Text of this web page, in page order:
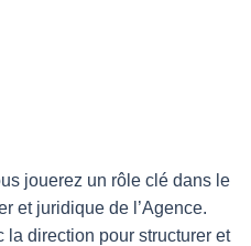
jouerez un rôle clé dans le
et juridique de l’Agence.
la direction pour structurer et